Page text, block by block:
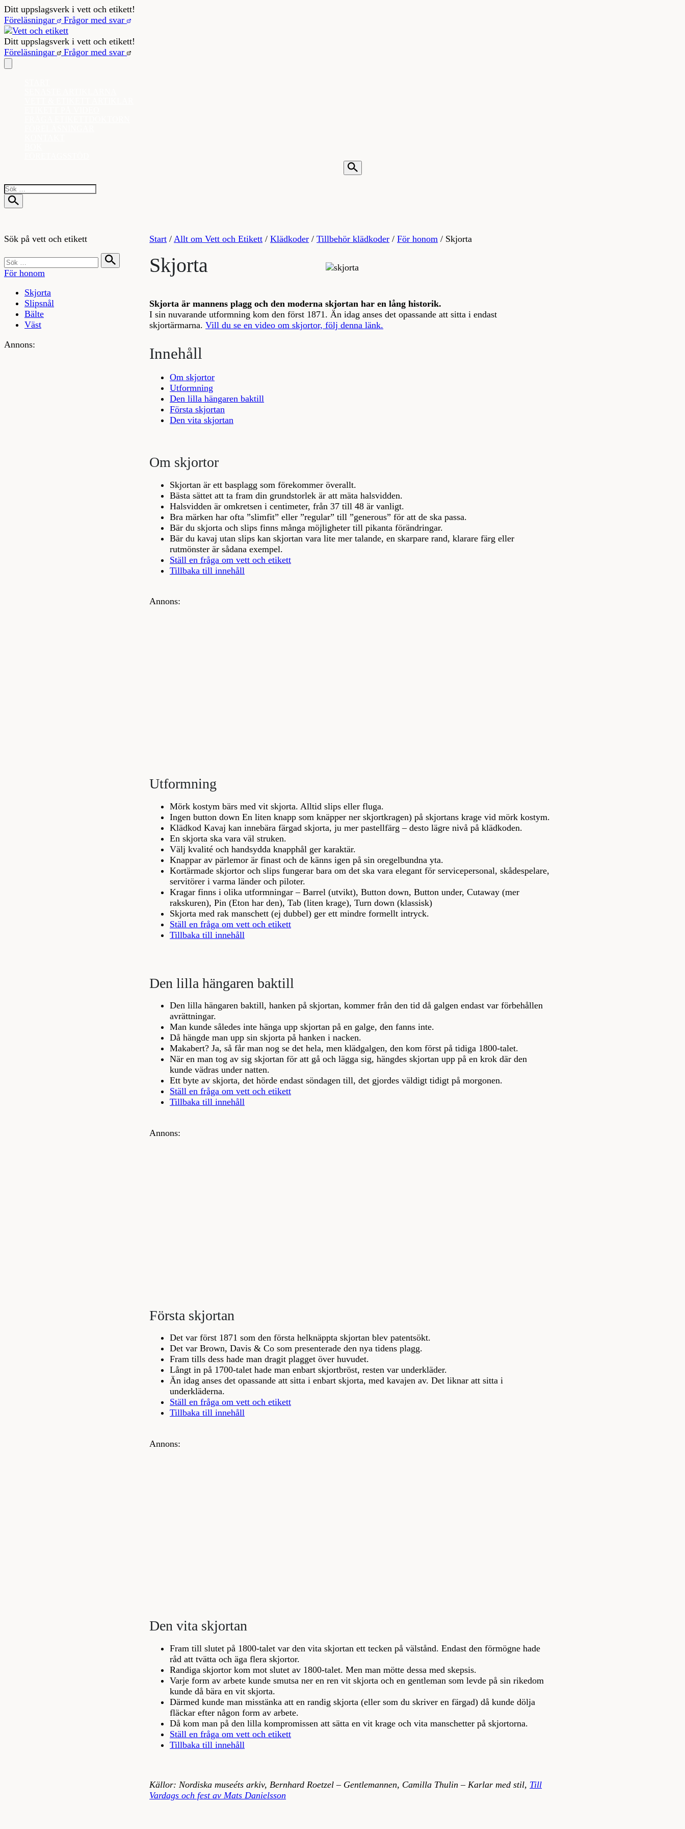
Hoppa
till
innehåll
Ditt uppslagsverk i vett och etikett!
Föreläsningar
Frågor med svar
Ditt uppslagsverk i vett och etikett!
Föreläsningar
Frågor med svar
Sök på vett och etikett
För honom
Skjorta
Slipsnål
Bälte
Väst
Annons:
Start / Allt om Vett och Etikett /Klädkoder /Tillbehör klädkoder /För honom / Skjorta
Skjorta
Skjorta är mannens plagg och den moderna skjortan har en lång historik.
I sin nuvarande utformning kom den först 1871. Än idag anses det opassande att sitta i endast
skjortärmarna.Vill du se en video om skjortor, följ denna länk.
Innehåll
Om skjortor
Utformning
Den lilla hängaren baktill
Första skjortan
Den vita skjortan
Om skjortor
Skjortan är ett basplagg som förekommer överallt.
Bästa sättet att ta fram din grundstorlek är att mäta halsvidden.
Halsvidden är omkretsen i centimeter, från 37 till 48 är vanligt.
Bra märken har ofta ”slimfit” eller ”regular” till ”generous” för att de ska passa.
Bär du skjorta och slips finns många möjligheter till pikanta förändringar.
Bär du kavaj utan slips kan skjortan vara lite mer talande, en skarpare rand, klarare färg eller
rutmönster är sådana exempel.
Ställ en fråga om vett och etikett
Tillbaka till innehåll
Annons:
Utformning
Mörk kostym bärs med vit skjorta. Alltid slips eller fluga.
Ingen button down En liten knapp som knäpper ner skjortkragen) på skjortans krage vid mörk kostym.
Klädkod Kavaj kan innebära färgad skjorta, ju mer pastellfärg – desto lägre nivå på klädkoden.
En skjorta ska vara väl struken.
Välj kvalité och handsydda knapphål ger karaktär.
Knappar av pärlemor är finast och de känns igen på sin oregelbundna yta.
Kortärmade skjortor och slips fungerar bara om det ska vara elegant för servicepersonal, skådespelare,
servitörer i varma länder och piloter.
Kragar finns i olika utformningar – Barrel (utvikt), Button down, Button under, Cutaway (mer
rakskuren), Pin (Eton har den), Tab (liten krage), Turn down (klassisk)
Skjorta med rak manschett (ej dubbel) ger ett mindre formellt intryck.
Ställ en fråga om vett och etikett
Tillbaka till innehåll
Den lilla hängaren baktill
Den lilla hängaren baktill, hanken på skjortan, kommer från den tid då galgen endast var förbehållen
avrättningar.
Man kunde således inte hänga upp skjortan på en galge, den fanns inte.
Då hängde man upp sin skjorta på hanken i nacken.
Makabert? Ja, så får man nog se det hela, men klädgalgen, den kom först på tidiga 1800-talet.
När en man tog av sig skjortan för att gå och lägga sig, hängdes skjortan upp på en krok där den
kunde vädras under natten.
Ett byte av skjorta, det hörde endast söndagen till, det gjordes väldigt tidigt på morgonen.
Ställ en fråga om vett och etikett
Tillbaka till innehåll
Annons:
Första skjortan
Det var först 1871 som den första helknäppta skjortan blev patentsökt.
Det var Brown, Davis & Co som presenterade den nya tidens plagg.
Fram tills dess hade man dragit plagget över huvudet.
Långt in på 1700-talet hade man enbart skjortbröst, resten var underkläder.
Än idag anses det opassande att sitta i enbart skjorta, med kavajen av. Det liknar att sitta i
underkläderna.
Ställ en fråga om vett och etikett
Tillbaka till innehåll
Annons:
Den vita skjortan
Fram till slutet på 1800-talet var den vita skjortan ett tecken på välstånd. Endast den förmögne hade
råd att tvätta och äga flera skjortor.
Randiga skjortor kom mot slutet av 1800-talet. Men man mötte dessa med skepsis.
Varje form av arbete kunde smutsa ner en ren vit skjorta och en gentleman som levde på sin rikedom
kunde då bära en vit skjorta.
Därmed kunde man misstänka att en randig skjorta (eller som du skriver en färgad) då kunde dölja
fläckar efter någon form av arbete.
Då kom man på den lilla kompromissen att sätta en vit krage och vita manschetter på skjortorna.
Ställ en fråga om vett och etikett
Tillbaka till innehåll
Källor: Nordiska museéts arkiv, Bernhard Roetzel – Gentlemannen, Camilla Thulin – Karlar med stil, Till
Vardags och fest av Mats Danielsson